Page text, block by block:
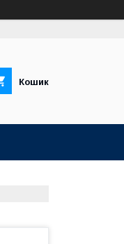
Кошик